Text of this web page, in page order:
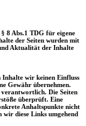
8 Abs.1 TDG für eigene
der Seiten wurden mit
Aktualität der Inhalte
Inhalte wir keinen Einfluss
Gewähr übernehmen.
Die Seiten
überprüft. Eine
Anhaltspunkte nicht
wir diese Links umgehend